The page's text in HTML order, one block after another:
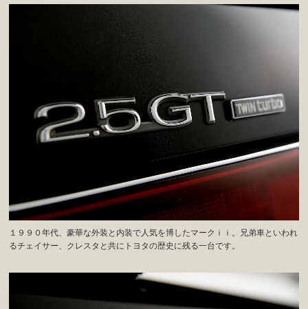
１９９０年代、豪華な外装と内装で人気を博したマークｉｉ。兄弟車といわれ
るチェイサー、クレスタと共にトヨタの歴史に残る一台です。